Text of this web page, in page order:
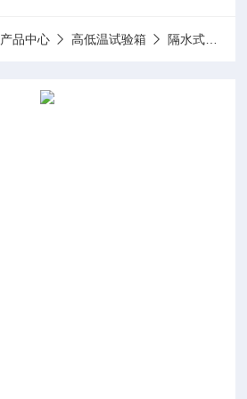
产品中心 高低温试验箱 隔水式培养箱